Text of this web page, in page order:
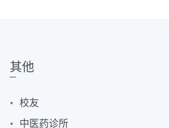
其他
校友
中医药诊所